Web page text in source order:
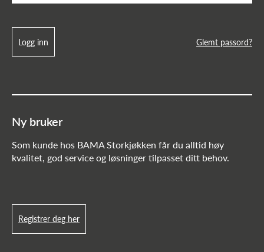
Logg inn Glemt passord?
Ny bruker
Som kunde hos BAMA Storkjøkken får du alltid høy
kvalitet, god service og løsninger tilpasset ditt behov.
Registrer deg her